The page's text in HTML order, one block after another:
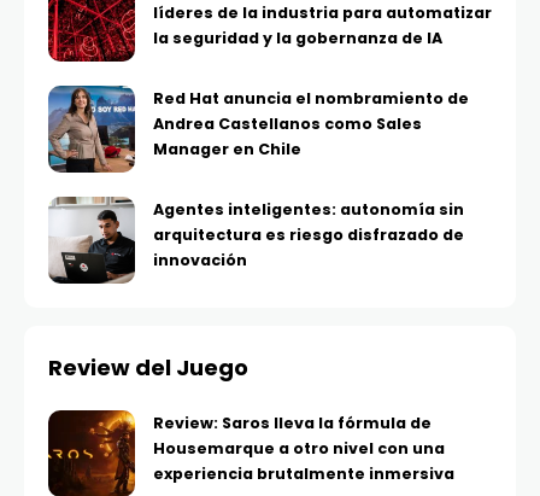
líderes de la industria para automatizar
la seguridad y la gobernanza de IA
Red Hat anuncia el nombramiento de
Andrea Castellanos como Sales
Manager en Chile
Agentes inteligentes: autonomía sin
arquitectura es riesgo disfrazado de
innovación
Review del Juego
Review: Saros lleva la fórmula de
Housemarque a otro nivel con una
experiencia brutalmente inmersiva